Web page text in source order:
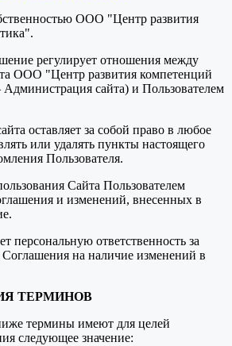
ООО "Центр развития
регулирует отношения между
ООО "Центр развития компетенций
Администрация сайта) и Пользователем
оставляет за собой право в любое
или удалять пункты настоящего
Пользователя.
Сайта Пользователем
и изменений, внесенных в
персональную ответственность за
Соглашения на наличие изменений в
ТЕРМИНОВ
термины имеют для целей
следующее значение: